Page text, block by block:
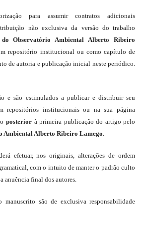
para assumir contratos adicionais
não exclusiva da versão do trabalho
Observatório Ambiental Alberto Ribeiro
repositório institucional ou como capítulo de
de autoria e publicação inicial neste periódico.
e são estimulados a publicar e distribuir seu
repositórios institucionais ou na sua página
posterior à primeira publicação do artigo pelo
Ambiental Alberto Ribeiro Lamego
efetuar, nos originais, alterações de ordem
com o intuito de manter o padrão culto
anuência final dos autores.
manuscrito são de exclusiva responsabilidade